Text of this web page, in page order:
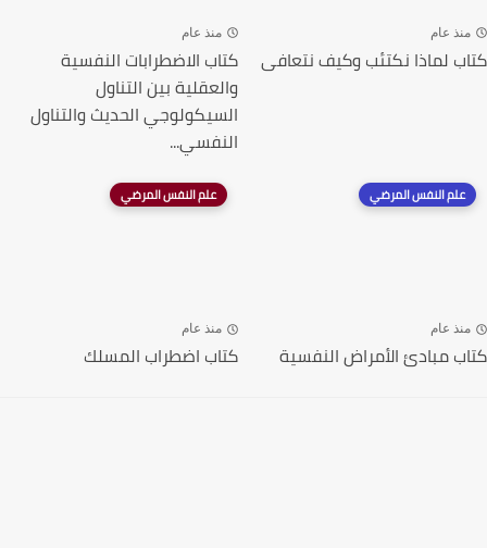
منذ عام
كتاب لماذا نكتئب وكيف نتعافى
منذ عام
كتاب الاضطرابات النفسية
والعقلية بين التناول
السيكولوجي الحديث والتناول
النفسي...
علم النفس المرضي
منذ عام
كتاب مبادئ الأمراض النفسية
علم النفس المرضي
منذ عام
كتاب اضطراب المسلك